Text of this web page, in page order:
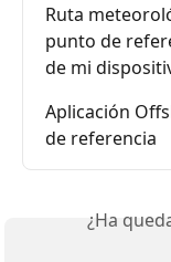
Ruta
punto de
de mi
Aplicación
de referencia
¿Ha